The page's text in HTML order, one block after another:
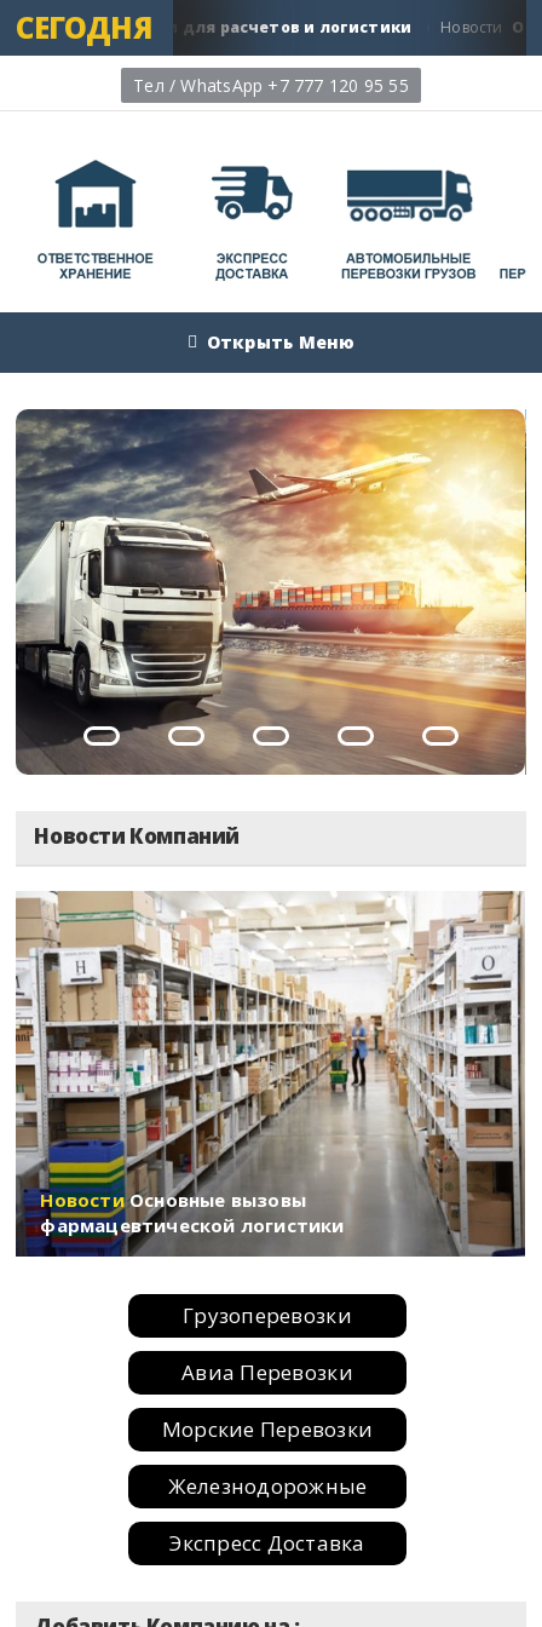
СЕГОДНЯ
ЕС риски для расчетов и логистики Новости Основные
Тел / WhatsApp +7 777 120 95 55
Открыть Меню
Новости Компаний
Новости Основные вызовы
фармацевтической логистики
Грузоперевозки
Авиа Перевозки
Морские Перевозки
Железнодорожные
Экспресс Доставка